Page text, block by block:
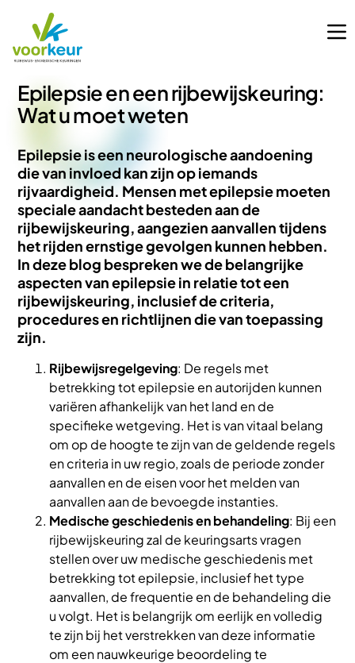
Epilepsie en een rijbewijskeuring:
Wat u moet weten
Epilepsie is een neurologische aandoening
die van invloed kan zijn op iemands
rijvaardigheid. Mensen met epilepsie moeten
speciale aandacht besteden aan de
rijbewijskeuring, aangezien aanvallen tijdens
het rijden ernstige gevolgen kunnen hebben.
In deze blog bespreken we de belangrijke
aspecten van epilepsie in relatie tot een
rijbewijskeuring, inclusief de criteria,
procedures en richtlijnen die van toepassing
zijn.
Rijbewijsregelgeving: De regels met
betrekking tot epilepsie en autorijden kunnen
variëren afhankelijk van het land en de
specifieke wetgeving. Het is van vitaal belang
om op de hoogte te zijn van de geldende regels
en criteria in uw regio, zoals de periode zonder
aanvallen en de eisen voor het melden van
aanvallen aan de bevoegde instanties.
Medische geschiedenis en behandeling: Bij een
rijbewijskeuring zal de keuringsarts vragen
stellen over uw medische geschiedenis met
betrekking tot epilepsie, inclusief het type
aanvallen, de frequentie en de behandeling die
u volgt. Het is belangrijk om eerlijk en volledig
te zijn bij het verstrekken van deze informatie
om een nauwkeurige beoordeling te